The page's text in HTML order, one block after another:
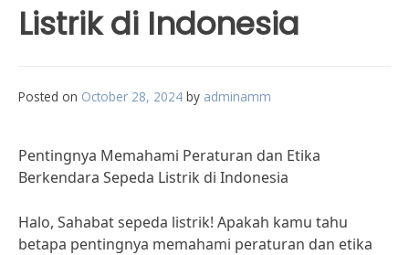
Listrik di Indonesia
Posted on October 28, 2024 by adminamm
Pentingnya Memahami Peraturan dan Etika
Berkendara Sepeda Listrik di Indonesia
Halo, Sahabat sepeda listrik! Apakah kamu tahu
betapa pentingnya memahami peraturan dan etika